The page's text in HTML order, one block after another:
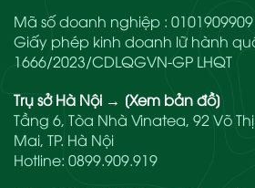
Mã số doanh nghiệp : 0101909909
Giấy phép kinh doanh lữ hành
1666/2023/CDLQGVN-GP LHQT
Trụ sở Hà Nội → [Xem bản đồ]
Tầng 6, Tòa Nhà Vinatea, 92 Võ
Mai, TP. Hà Nội
Hotline: 0899.909.919